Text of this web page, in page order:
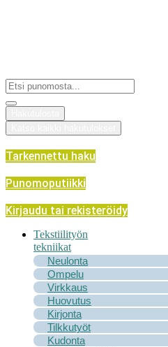
Search
...
Tarkennettu haku
Punomoputiikki
Kirjaudu tai rekisteröidy
Tekstiilityön
tekniikat
Neulonta
Ompelu
Virkkaus
Huovutus
Kirjonta
Tilkkutyöt
Kudonta